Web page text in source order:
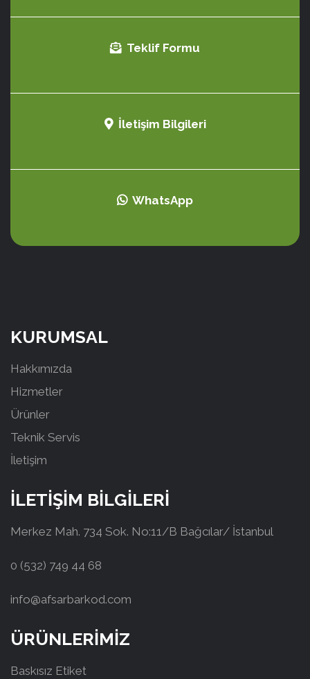
Teklif Formu
İletişim Bilgileri
WhatsApp
KURUMSAL
Hakkımızda
Hizmetler
Ürünler
Teknik Servis
İletişim
İLETİŞİM BİLGİLERİ
Merkez Mah. 734 Sok. No:11/B Bağcılar/ İstanbul
0 (532) 749 44 68
info@afsarbarkod.com
ÜRÜNLERİMİZ
Baskısız Etiket